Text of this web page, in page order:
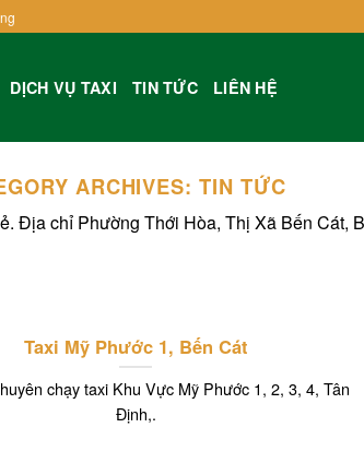
DỊCH VỤ TAXI TIN TỨC LIÊN HỆ
ARCHIVES:TIN TỨC
Địa chỉ Phường Thới Hòa, Thị Xã Bến Cát,
Taxi Mỹ Phước 1, Bến Cát
chạy taxi Khu Vực Mỹ Phước 1, 2, 3, 4, Tân
Định,.